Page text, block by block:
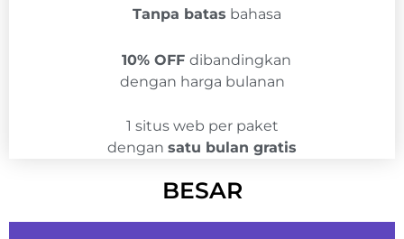
Tanpa batas bahasa
10% OFF dibandingkan
dengan harga bulanan
1 situs web per paket
dengan satu bulan gratis
BESAR